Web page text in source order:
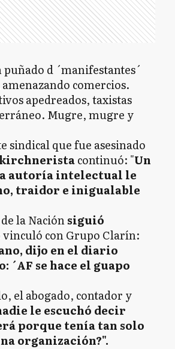
d ´manifestantes´
comercios.
apedreados, taxistas
Mugre, mugre y
sindical que fue asesinado
continuó: "Un
autoría intelectual le
traidor e inigualable
de la Naciónsiguió
con Grupo Clarín:
dijo en el diario
se hace el guapo
el abogado, contador y
le escuchó decir
porque tenía tan solo
organización?".